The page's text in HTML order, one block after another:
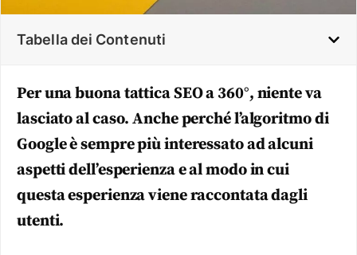
Tabella dei Contenuti
Per una buona tattica SEO a 360°, niente va
lasciato al caso. Anche perché l’algoritmo di
Google è sempre più interessato ad alcuni
aspetti dell’esperienza e al modo in cui
questa esperienza viene raccontata dagli
utenti.